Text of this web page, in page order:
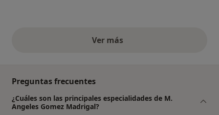
Ver másopiniones anteriores
Preguntas frecuentes
¿Cuáles son las principales especialidades de M.
Angeles Gomez Madrigal?